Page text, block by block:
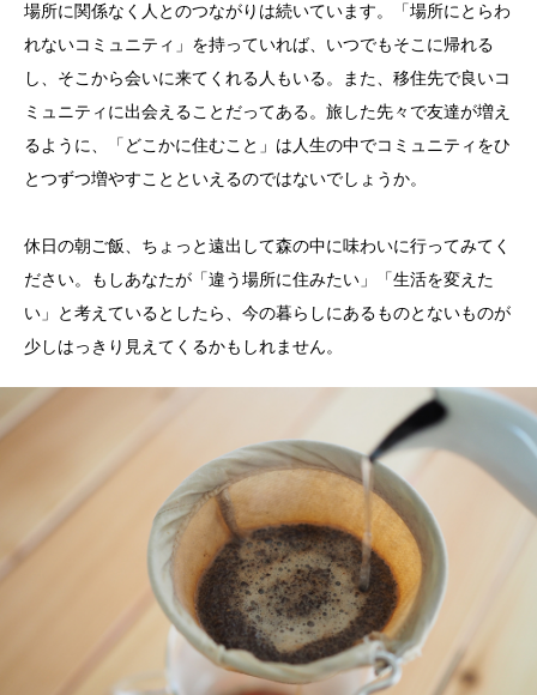
場所に関係なく人とのつながりは続いています。「場所にとらわ
れないコミュニティ」を持っていれば、いつでもそこに帰れる
し、そこから会いに来てくれる人もいる。また、移住先で良いコ
ミュニティに出会えることだってある。旅した先々で友達が増え
るように、「どこかに住むこと」は人生の中でコミュニティをひ
とつずつ増やすことといえるのではないでしょうか。
休日の朝ご飯、ちょっと遠出して森の中に味わいに行ってみてく
ださい。もしあなたが「違う場所に住みたい」「生活を変えた
い」と考えているとしたら、今の暮らしにあるものとないものが
少しはっきり見えてくるかもしれません。